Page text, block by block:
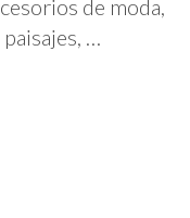
de moda,
…